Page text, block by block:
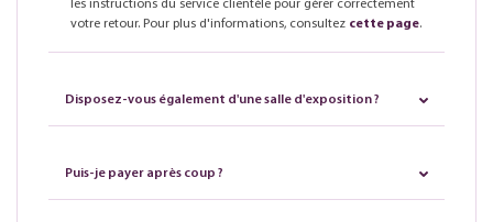
les instructions du service clientèle pour gérer correctement
votre retour. Pour plus d'informations, consultez cette page.
Disposez-vous également d'une salle d'exposition ?
Puis-je payer après coup ?